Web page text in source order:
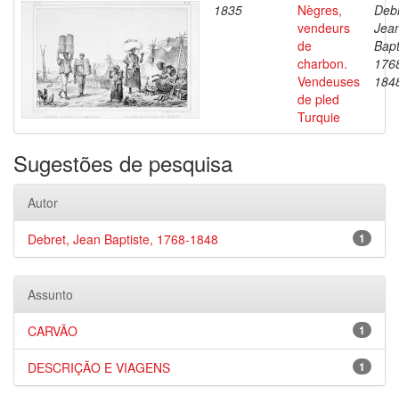
1835
Nègres,
vendeurs
de
charbon.
Vendeuses
de pled
Turquie
Sugestões de pesquisa
Autor
1
Debret, Jean Baptiste, 1768-1848
Assunto
1
CARVÃO
1
DESCRIÇÃO E VIAGENS